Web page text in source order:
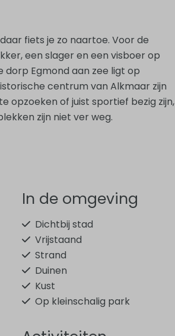
fiets je zo naartoe. Voor de
een slager en een visboer op
dorp Egmond aan zee ligt op
centrum van Alkmaar zijn
opzoeken of juist sportief bezig zijn,
zijn niet ver weg.
In de omgeving
Dichtbij stad
Vrijstaand
Strand
Duinen
Kust
Op kleinschalig park